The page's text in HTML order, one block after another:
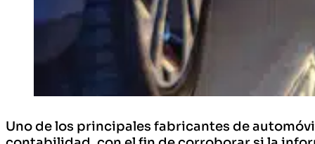
Uno de los principales fabricantes de